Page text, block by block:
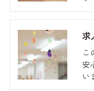
求
こ
安
い